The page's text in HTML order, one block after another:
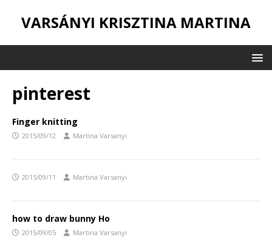
VARSÁNYI KRISZTINA MARTINA
pinterest
Finger knitting
2015/09/12 Martina Varsanyi
2015/09/11 Martina Varsanyi
how to draw bunny Ho
2015/09/05 Martina Varsanyi